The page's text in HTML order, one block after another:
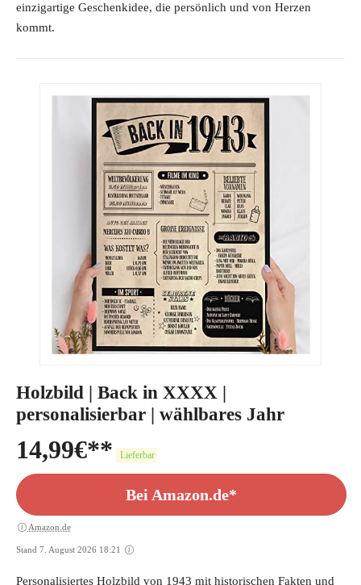
einzigartige Geschenkidee, die persönlich und von Herzen
kommt.
Holzbild | Back in XXXX |
personalisierbar | wählbares Jahr
14,99€ Lieferbar
Bei Amazon.de*
Amazon.de
Stand 7. August 2026 18:21
Personalisiertes Holzbild von 1943 mit historischen Fakten und